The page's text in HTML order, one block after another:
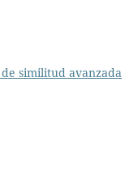
similitud avanzada